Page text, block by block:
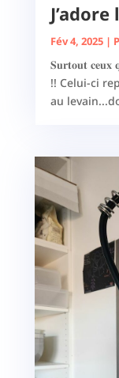
Fév 4, 2025|
𝐒𝐮𝐫𝐭𝐨𝐮𝐭 𝐜𝐞𝐮𝐱
!! Celui-ci
au